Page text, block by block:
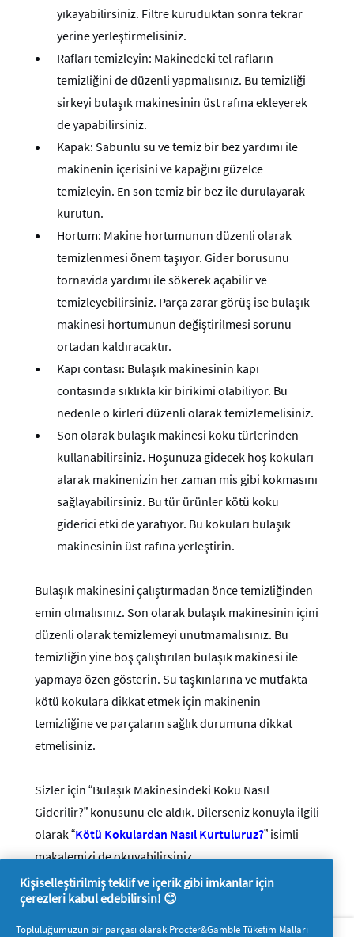
yıkayabilirsiniz. Filtre kuruduktan sonra tekrar
yerine yerleştirmelisiniz.
Rafları temizleyin: Makinedeki tel rafların
temizliğini de düzenli yapmalısınız. Bu temizliği
sirkeyi bulaşık makinesinin üst rafına ekleyerek
de yapabilirsiniz.
Kapak: Sabunlu su ve temiz bir bez yardımı ile
makinenin içerisini ve kapağını güzelce
temizleyin. En son temiz bir bez ile durulayarak
kurutun.
Hortum: Makine hortumunun düzenli olarak
temizlenmesi önem taşıyor. Gider borusunu
tornavida yardımı ile sökerek açabilir ve
temizleyebilirsiniz. Parça zarar görüş ise bulaşık
makinesi hortumunun değiştirilmesi sorunu
ortadan kaldıracaktır.
Kapı contası: Bulaşık makinesinin kapı
contasında sıklıkla kir birikimi olabiliyor. Bu
nedenle o kirleri düzenli olarak temizlemelisiniz.
Son olarak bulaşık makinesi koku türlerinden
kullanabilirsiniz. Hoşunuza gidecek hoş kokuları
alarak makinenizin her zaman mis gibi kokmasını
sağlayabilirsiniz. Bu tür ürünler kötü koku
giderici etki de yaratıyor. Bu kokuları bulaşık
makinesinin üst rafına yerleştirin.
Bulaşık makinesini çalıştırmadan önce temizliğinden
emin olmalısınız. Son olarak bulaşık makinesinin içini
düzenli olarak temizlemeyi unutmamalısınız. Bu
temizliğin yine boş çalıştırılan bulaşık makinesi ile
yapmaya özen gösterin. Su taşkınlarına ve mutfakta
kötü kokulara dikkat etmek için makinenin
temizliğine ve parçaların sağlık durumuna dikkat
etmelisiniz.
Sizler için “Bulaşık Makinesindeki Koku Nasıl
Giderilir?” konusunu ele aldık. Dilerseniz konuyla ilgili
olarak “Kötü Kokulardan Nasıl Kurtuluruz?” isimli
makalemizi de okuyabilirsiniz.
Hakkımızda P&G'ye ulaşın
Kişiselleştirilmiş teklif ve içerik gibi imkanlar için
çerezleri kabul edebilirsin! 😊
Topluluğumuzun bir parçası olarak Procter&Gamble Tüketim Malları